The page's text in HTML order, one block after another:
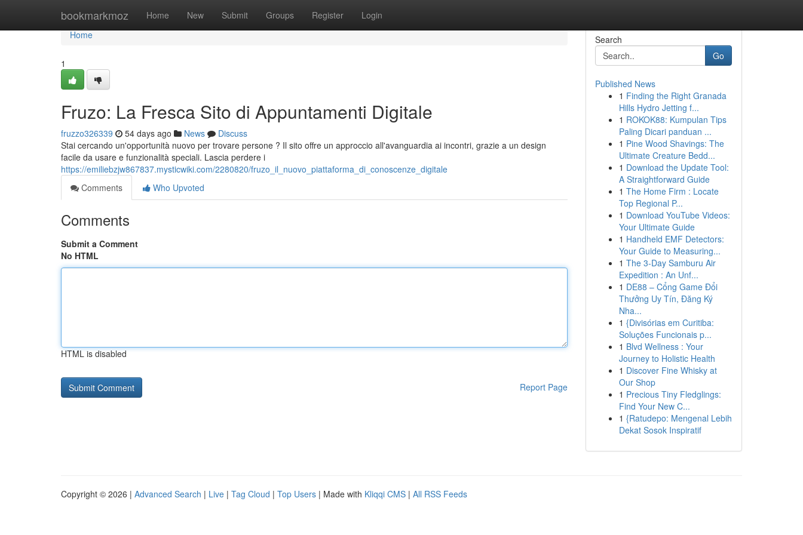
bookmarkmoz Home New Submit Groups Register Login
Home
Home
1
Fruzo: La Fresca Sito di Appuntamenti Digitale
fruzzo326339 54 days ago News
Discuss
Stai cercando un'opportunità nuovo per trovare persone ? Il sito offre un approccio all'avanguardia ai incontri, grazie a un design
facile da usare e funzionalità speciali. Lascia perdere i
https://emiliebzjw867837.mysticwiki.com/2280820/fruzo_il_nuovo_piattaforma_di_conoscenze_digitale
Comments
Who Upvoted
Comments
Submit a Comment
No HTML
HTML is disabled
Report Page
Search
Go
Published News
1 Finding the Right Granada
Hills Hydro Jetting f...
1 ROKOK88: Kumpulan Tips
Paling Dicari panduan ...
1 Pine Wood Shavings: The
Ultimate Creature Bedd...
1 Download the Update Tool:
A Straightforward Guide
1 The Home Firm : Locate
Top Regional P...
1 Download YouTube Videos:
Your Ultimate Guide
1 Handheld EMF Detectors:
Your Guide to Measuring...
1 The 3-Day Samburu Air
Expedition : An Unf...
1 DE88 – Cổng Game Đổi
Thưởng Uy Tín, Đăng Ký
Nha...
1 {Divisórias em Curitiba:
Soluções Funcionais p...
1 Blvd Wellness : Your
Journey to Holistic Health
1 Discover Fine Whisky at
Our Shop
1 Precious Tiny Fledglings:
Find Your New C...
1 {Ratudepo: Mengenal Lebih
Dekat Sosok Inspiratif
Copyright © 2026 | Advanced Search | Live | Tag Cloud | Top Users | Made with Kliqqi CMS | All RSS Feeds